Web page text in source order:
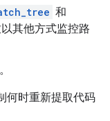
和
其他方式监控路
何时重新提取代码